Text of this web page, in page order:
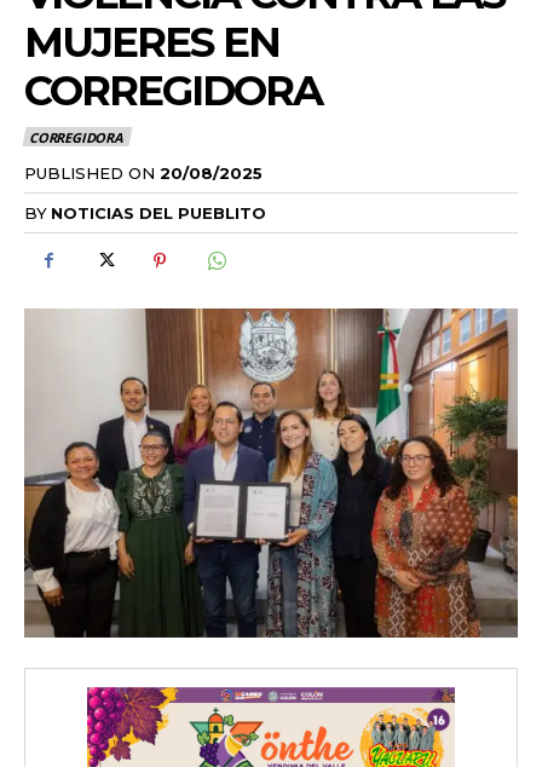
MUJERES EN
CORREGIDORA
CORREGIDORA
PUBLISHED ON 20/08/2025
BY NOTICIAS DEL PUEBLITO